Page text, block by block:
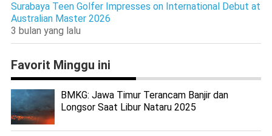
Surabaya Teen Golfer Impresses on International Debut at
Australian Master 2026
3 bulan yang lalu
Favorit Minggu ini
BMKG: Jawa Timur Terancam Banjir dan
Longsor Saat Libur Nataru 2025